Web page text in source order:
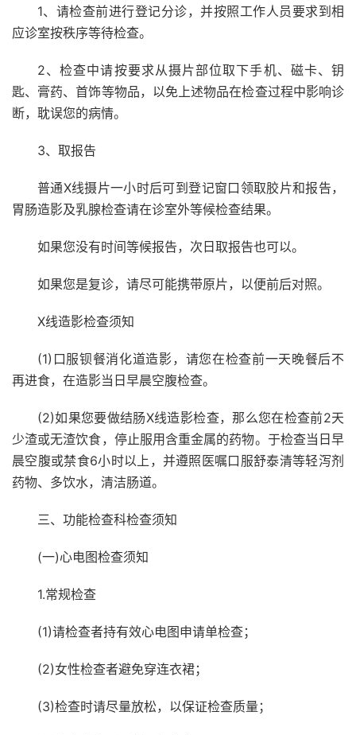
1、请检查前进行登记分诊，并按照工作人员要求到相
应诊室按秩序等待检查。
2、检查中请按要求从摄片部位取下手机、磁卡、钥
匙、膏药、首饰等物品，以免上述物品在检查过程中影响诊
断，耽误您的病情。
3、取报告
普通X线摄片一小时后可到登记窗口领取胶片和报告，
胃肠造影及乳腺检查请在诊室外等候检查结果。
如果您没有时间等候报告，次日取报告也可以。
如果您是复诊，请尽可能携带原片，以便前后对照。
X线造影检查须知
(1)口服钡餐消化道造影，请您在检查前一天晚餐后不
再进食，在造影当日早晨空腹检查。
(2)如果您要做结肠X线造影检查，那么您在检查前2天
少渣或无渣饮食，停止服用含重金属的药物。于检查当日早
晨空腹或禁食6小时以上，并遵照医嘱口服舒泰清等轻泻剂
药物、多饮水，清洁肠道。
三、功能检查科检查须知
(一)心电图检查须知
1.常规检查
(1)请检查者持有效心电图申请单检查；
(2)女性检查者避免穿连衣裙；
(3)检查时请尽量放松，以保证检查质量；